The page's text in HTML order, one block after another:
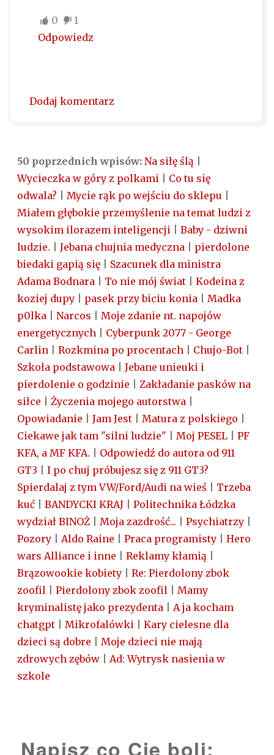
0
1
Odpowiedz
Dodaj komentarz
50 poprzednich wpisów: Na siłę ślą
Wycieczka w góry z polkami
Co tu się
odwala?
Mycie rąk po wejściu do sklepu
Miałem głębokie przemyślenie na temat ludzi z
wysokim ilorazem inteligencji
Baby - dziwni
ludzie.
Jebana chujnia medyczna
pierdolone
biedaki gapią się
Szacunek dla ministra
Adama Bodnara
To nie mój świat
Kodeina z
koziej dupy
pasek przy biciu konia
Madka
p0lka
Narcos
Moje zdanie nt. napojów
energetycznych
Cyberpunk 2077 - George
Carlin
Rozkmina po procentach Chujo-Bot
Szkoła podstawowa
Jebane unieuki i
pierdolenie o godzinie
Zakładanie pasków na
siłce
Życzenia mojego autorstwa
Opowiadanie
Jam Jest Matura z polskiego
Ciekawe jak tam "silni ludzie"
Moj PESEL
PF
KFA, a MF KFA.
Odpowiedź do autora od 911
GT3
I po chuj próbujesz się z 911 GT3?
Spierdalaj z tym VW/Ford/Audi na wieś
Trzeba
kuć
BANDYCKI KRAJ
Politechnika Łódzka
wydział BINOŻ
Moja zazdrość... Psychiatrzy
Pozory
Aldo Raine Praca programisty
Hero
wars Alliance i inne
Reklamy kłamią
Brązowookie kobiety
Re: Pierdolony zbok
zoofil
Pierdolony zbok zoofil
Mamy
kryminalistę jako prezydenta
A ja kocham
chatgpt
Mikrofalówki
Kary cielesne dla
dzieci są dobre
Moje dzieci nie mają
zdrowych zębów
Ad: Wytrysk nasienia w
szkole
Napisz co Cię boli: